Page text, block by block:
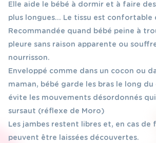
Elle aide le bébé à dormir et à faire
plus longues… Le tissu est confortable
Recommandée quand bébé peine à
pleure sans raison apparente ou
nourrisson.
Enveloppé comme dans un cocon ou
maman, bébé garde les bras le long du
évite les mouvements désordonnés
sursaut (réflexe de Moro)
Les jambes restent libres et, en cas de
peuvent être laissées découvertes.